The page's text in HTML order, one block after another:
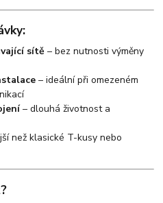
sítě – bez nutnosti výměny
– ideální při omezeném
– dlouhá životnost a
než klasické T-kusy nebo